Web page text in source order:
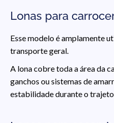
Lonas para
Esse modelo é amplamente
transporte geral.
A lona cobre toda a área da
ganchos ou sistemas de
estabilidade durante o